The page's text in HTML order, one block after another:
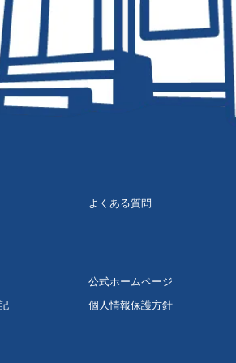
よくある質問
公式ホームページ
個人情報保護方針